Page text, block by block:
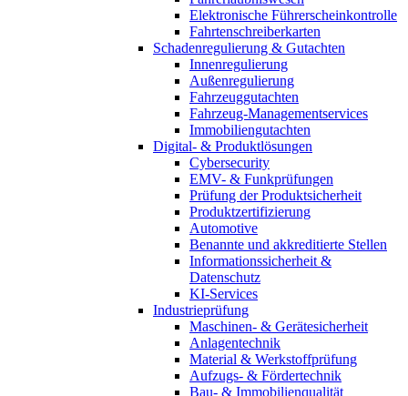
Elektronische Führerscheinkontrolle
Fahrtenschreiberkarten
Schadenregulierung & Gutachten
Innenregulierung
Außenregulierung
Fahrzeuggutachten
Fahrzeug-Managementservices
Immobiliengutachten
Digital- & Produktlösungen
Cybersecurity
EMV- & Funkprüfungen
Prüfung der Produktsicherheit
Produktzertifizierung
Automotive
Benannte und akkreditierte Stellen
Informationssicherheit &
Datenschutz
KI-Services
Industrieprüfung
Maschinen- & Gerätesicherheit
Anlagentechnik
Material & Werkstoffprüfung
Aufzugs- & Fördertechnik
Bau- & Immobilienqualität